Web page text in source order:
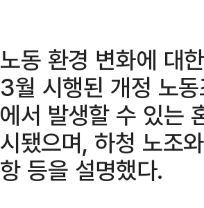
노동 환경 변화에 대
3월 시행된 개정 노
에서 발생할 수 있는
시됐으며, 하청 노조
항 등을 설명했다.